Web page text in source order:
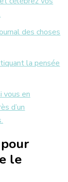
des choses
la pensée
vous en
d’un
le